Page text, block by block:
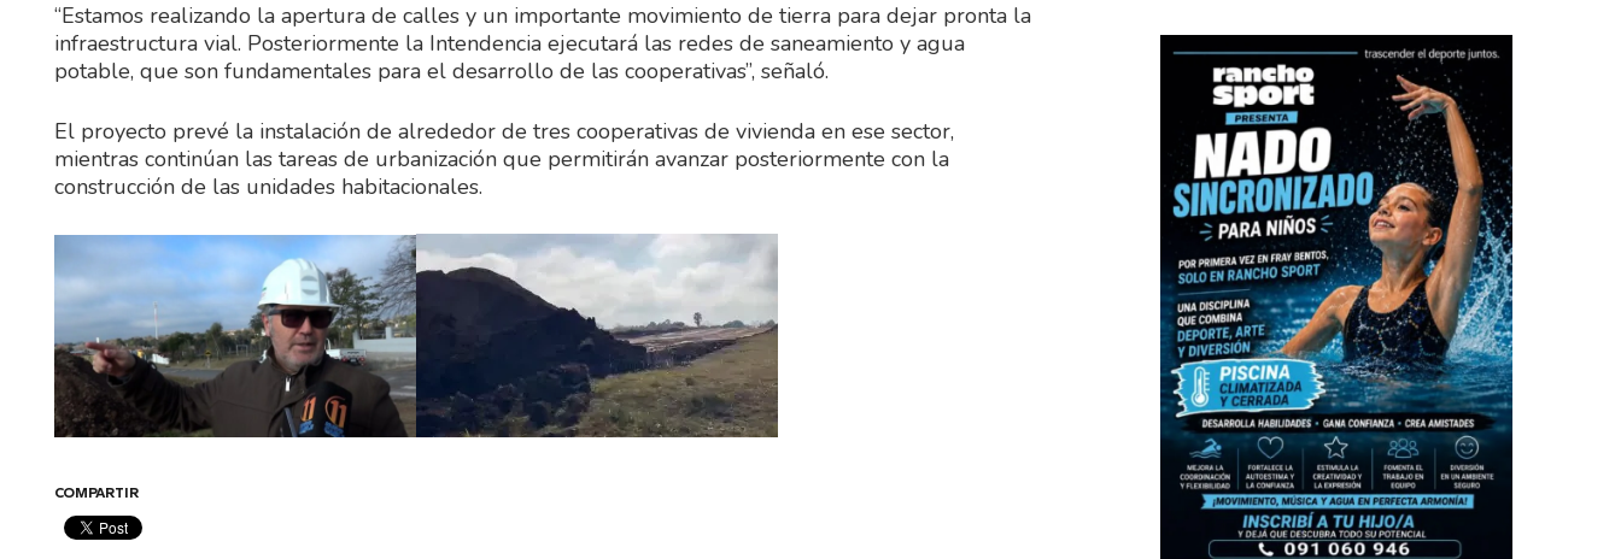
“Estamos realizando la apertura de calles y un importante movimiento de tierra para dejar pronta la
infraestructura vial. Posteriormente la Intendencia ejecutará las redes de saneamiento y agua
potable, que son fundamentales para el desarrollo de las cooperativas”, señaló.
El proyecto prevé la instalación de alrededor de tres cooperativas de vivienda en ese sector,
mientras continúan las tareas de urbanización que permitirán avanzar posteriormente con la
construcción de las unidades habitacionales.
COMPARTIR